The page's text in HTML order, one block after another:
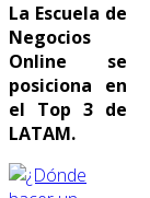
La Escuela de
Negocios
Online se
posiciona en
el Top 3 de
LATAM.